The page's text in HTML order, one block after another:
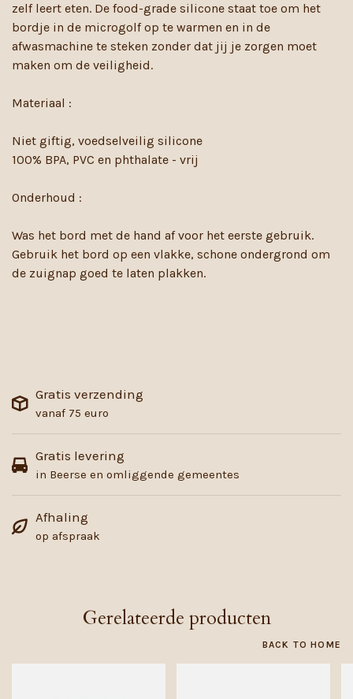
zelf leert eten. De food-grade silicone staat toe om het
bordje in de microgolf op te warmen en in de
afwasmachine te steken zonder dat jij je zorgen moet
maken om de veiligheid.
Materiaal :
Niet giftig, voedselveilig silicone
100% BPA, PVC en phthalate - vrij
Onderhoud :
Was het bord met de hand af voor het eerste gebruik.
Gebruik het bord op een vlakke, schone ondergrond om
de zuignap goed te laten plakken.
Gratis verzending
vanaf 75 euro
Gratis levering
in Beerse en omliggende gemeentes
Afhaling
op afspraak
Gerelateerde producten
BACK TO HOME